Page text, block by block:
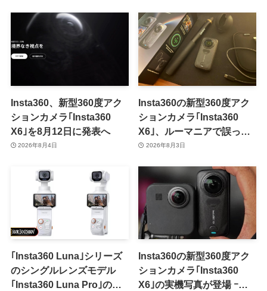
能に
Insta360、新型360度アク
ションカメラ｢Insta360
X6｣を8月12日に発表へ
2026年8月4日
Insta360の新型360度アク
ションカメラ｢Insta360
X6｣、ルーマニアで誤って
フライング販売か ｰ 8月中
2026年8月3日
｢Insta360 Luna｣シリーズ
のシングルレンズモデル
｢Insta360 Luna Pro｣のプ
Insta360の新型360度アク
ションカメラ｢Insta360
X6｣の実機写真が登場 ｰ